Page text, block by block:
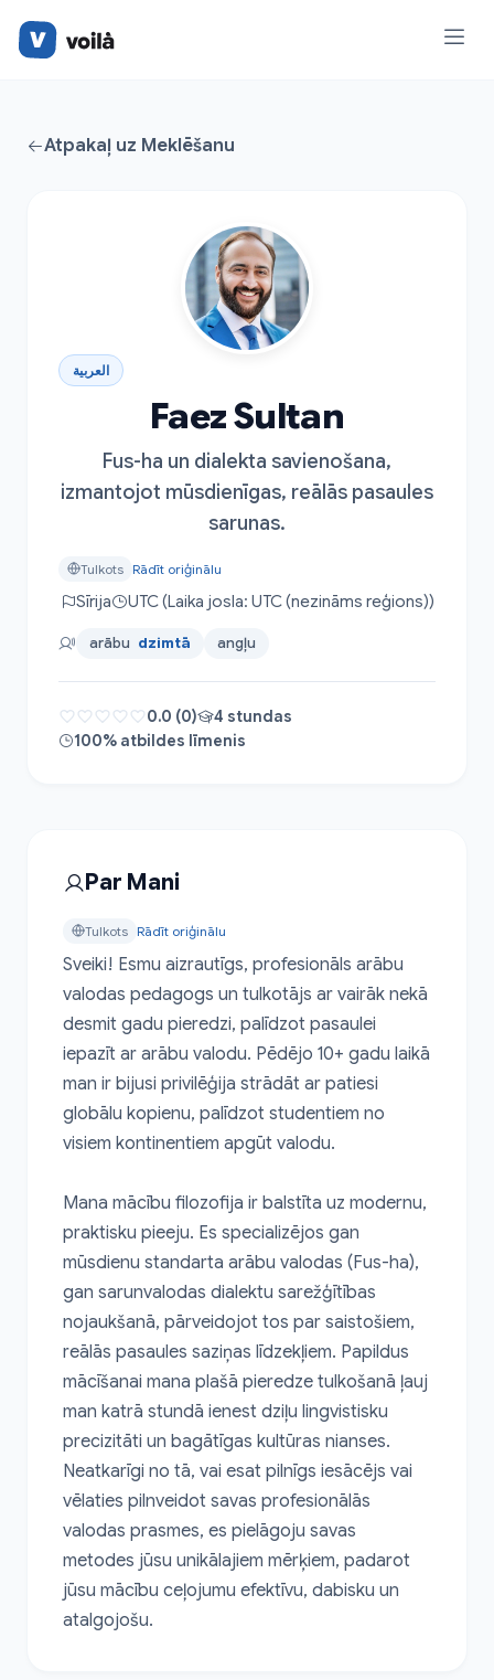
Atpakaļ uz Meklēšanu
العربية
Faez Sultan
Fus-ha un dialekta savienošana,
izmantojot mūsdienīgas, reālās pasaules
sarunas.
Tulkots Rādīt oriģinālu
Sīrija UTC (Laika josla: UTC (nezināms reģions))
arābu dzimtā angļu
0.0 (0)
4 stundas
100% atbildes līmenis
Par Mani
Tulkots Rādīt oriģinālu
Sveiki! Esmu aizrautīgs, profesionāls arābu
valodas pedagogs un tulkotājs ar vairāk nekā
desmit gadu pieredzi, palīdzot pasaulei
iepazīt ar arābu valodu. Pēdējo 10+ gadu laikā
man ir bijusi privilēģija strādāt ar patiesi
globālu kopienu, palīdzot studentiem no
visiem kontinentiem apgūt valodu.
Mana mācību filozofija ir balstīta uz modernu,
praktisku pieeju. Es specializējos gan
mūsdienu standarta arābu valodas (Fus-ha),
gan sarunvalodas dialektu sarežģītības
nojaukšanā, pārveidojot tos par saistošiem,
reālās pasaules saziņas līdzekļiem. Papildus
mācīšanai mana plašā pieredze tulkošanā ļauj
man katrā stundā ienest dziļu lingvistisku
precizitāti un bagātīgas kultūras nianses.
Neatkarīgi no tā, vai esat pilnīgs iesācējs vai
vēlaties pilnveidot savas profesionālās
valodas prasmes, es pielāgoju savas
metodes jūsu unikālajiem mērķiem, padarot
jūsu mācību ceļojumu efektīvu, dabisku un
atalgojošu.